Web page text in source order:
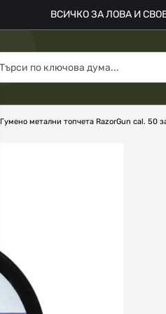
ВСИЧКО ЗА ЛОВА И
Гумено метални топчета RazorGun cal. 50